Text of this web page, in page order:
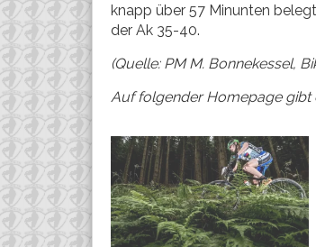
knapp über 57 Minunten
der Ak 35-40.
(Quelle: PM M. Bonnekessel,
Auf folgender Homepage gibt